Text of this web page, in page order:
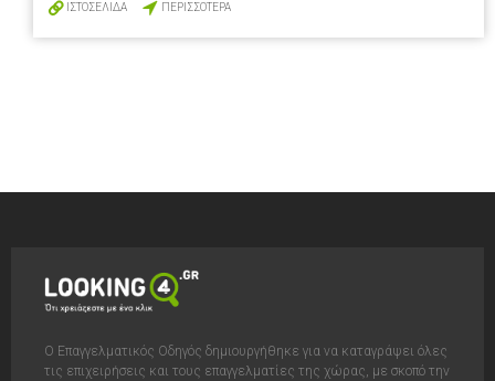
ΙΣΤΟΣΕΛΙΔΑ ΠΕΡΙΣΣΟΤΕΡΑ
Ο Επαγγελματικός Οδηγός δημιουργήθηκε για να καταγράψει όλες
τις επιχειρήσεις και τους επαγγελματίες της χώρας, με σκοπό την